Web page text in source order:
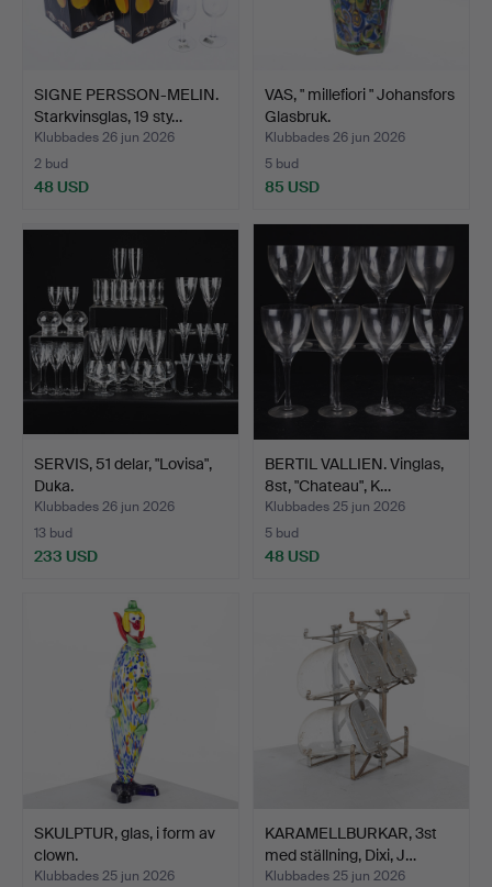
SIGNE PERSSON-MELIN.
Starkvinsglas, 19 sty…
Klubbades 26 jun 2026
2 bud
48 USD
VAS, " millefiori " Johansfors
Glasbruk.
Klubbades 26 jun 2026
5 bud
85 USD
SERVIS, 51 delar, "Lovisa",
Duka.
Klubbades 26 jun 2026
13 bud
233 USD
BERTIL VALLIEN. Vinglas,
8st, "Chateau", K…
Klubbades 25 jun 2026
5 bud
48 USD
SKULPTUR, glas, i form av
clown.
Klubbades 25 jun 2026
KARAMELLBURKAR, 3st
med ställning, Dixi, J…
Klubbades 25 jun 2026